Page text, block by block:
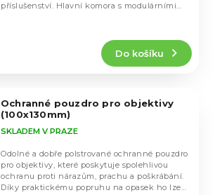
Do košíku
příslušenství. Hlavní komora s modulárními
Ochranné pouzdro pro objektivy
(100x130mm)
SKLADEM V PRAZE
Odolné a dobře polstrované ochranné pouzdro
pro objektivy, které poskytuje spolehlivou
ochranu proti nárazům, prachu a poškrábání.
Díky praktickému popruhu na opasek ho lze...